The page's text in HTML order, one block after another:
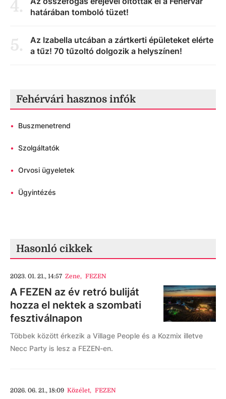
4.
határában tomboló tüzet!
5.
Az Izabella utcában a zártkerti épületeket elérte
a tűz! 70 tűzoltó dolgozik a helyszínen!
Fehérvári hasznos infók
• Buszmenetrend
• Szolgáltatók
• Orvosi ügyeletek
• Ügyintézés
Hasonló cikkek
2023. 01. 21., 14:57 Zene, FEZEN
A FEZEN az év retró buliját
hozza el nektek a szombati
fesztiválnapon
Többek között érkezik a Village People és a Kozmix illetve
Necc Party is lesz a FEZEN-en.
2026. 06. 21., 18:09 Közélet, FEZEN